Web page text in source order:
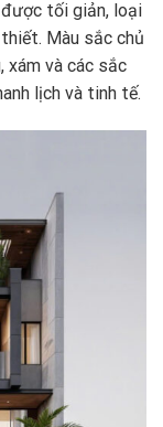
tối giản, loại
Màu sắc chủ
xám và các sắc
lịch và tinh tế.